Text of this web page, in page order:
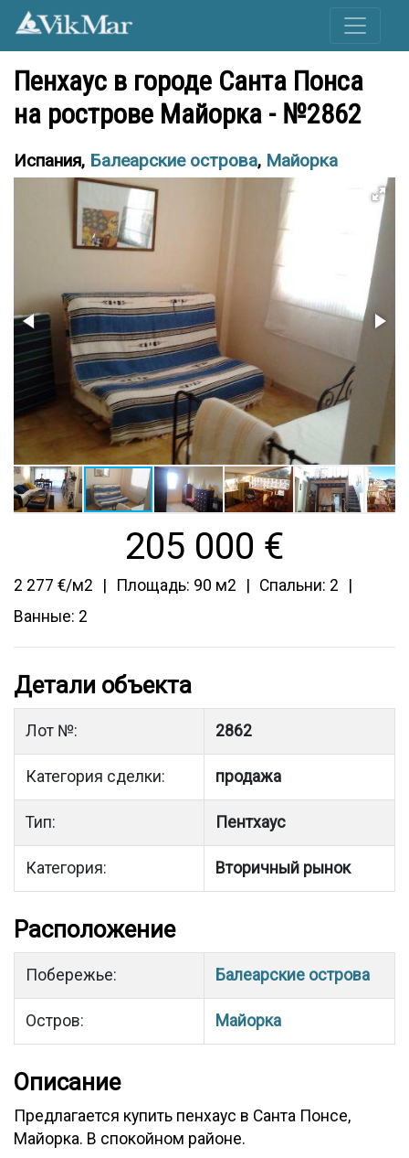
Пенхаус в городе Санта Понса
на рострове Майорка - №2862
Испания, Балеарские острова, Майорка
205 000 €
2 277 €/м2 Площадь: 90 м2
Спальни: 2
Ванные: 2
Детали объекта
Лот №: 2862
Категория сделки: продажа
Тип: Пентхаус
Категория: Вторичный рынок
Расположение
Побережье: Балеарские острова
Остров: Майорка
Описание
Предлагается купить пенхаус в Санта Понсе,
Майорка. В спокойном районе.